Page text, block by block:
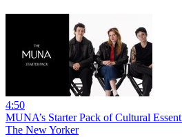
4:50
MUNA’s Starter Pack of Cultural
The New Yorker